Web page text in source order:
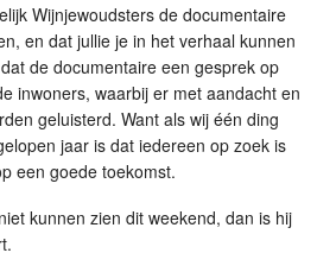
Wijnjewoudsters de documentaire
en dat jullie je in het verhaal kunnen
de documentaire een gesprek op
inwoners, waarbij er met aandacht en
geluisterd. Want als wij één ding
jaar is dat iedereen op zoek is
een goede toekomst.
kunnen zien dit weekend, dan is hij